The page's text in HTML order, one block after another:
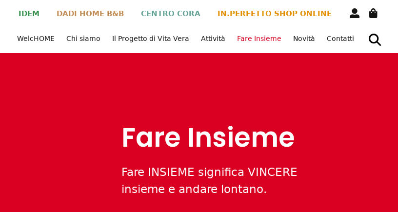
IDEM DADI HOME B&B CENTRO CORA IN.PERFETTO SHOP ONLINE
WelcHOME Chi siamo Il Progetto di Vita Vera Attività Fare Insieme Novità Contatti
Fare Insieme
Fare INSIEME significa VINCERE
insieme e andare lontano.